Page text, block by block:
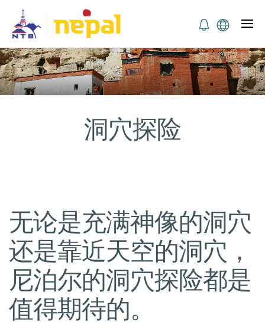
洞穴探险
无论是充满神像的洞穴
还是靠近天空的洞穴，
尼泊尔的洞穴探险都是
值得期待的。